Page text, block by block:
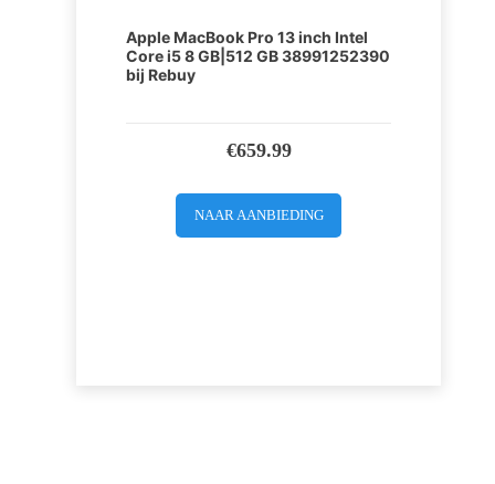
Apple MacBook Pro 13 inch Intel
Core i5 8 GB|512 GB 38991252390
bij Rebuy
€659.99
NAAR AANBIEDING